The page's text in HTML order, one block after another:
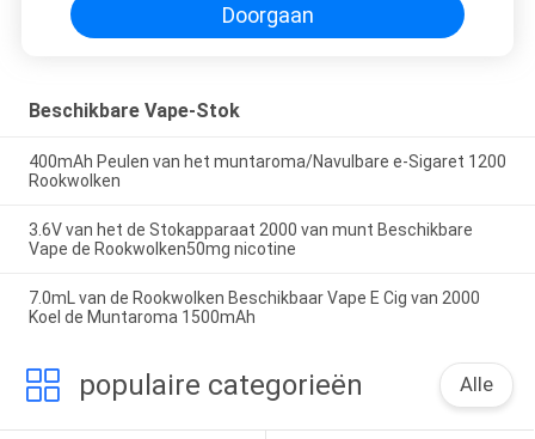
Doorgaan
Beschikbare Vape-Stok
400mAh Peulen van het muntaroma/Navulbare e-Sigaret 1200
Rookwolken
3.6V van het de Stokapparaat 2000 van munt Beschikbare
Vape de Rookwolken50mg nicotine
7.0mL van de Rookwolken Beschikbaar Vape E Cig van 2000
Koel de Muntaroma 1500mAh
populaire categorieën Alle